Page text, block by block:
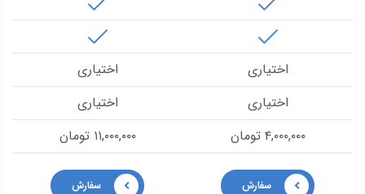
اختیاری
اختیاری
۱۱,۰۰۰,۰۰۰ تومان
سفارش
اختیاری
اختیاری
۴,۰۰۰,۰۰۰ تومان
سفارش